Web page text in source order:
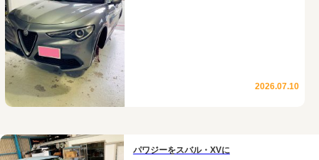
2026.07.10
パワジーをスバル・XVに